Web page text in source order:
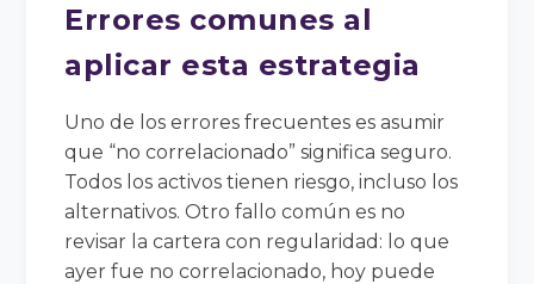
Errores comunes al
aplicar esta estrategia
Uno de los errores frecuentes es asumir
que “no correlacionado” significa seguro.
Todos los activos tienen riesgo, incluso los
alternativos. Otro fallo común es no
revisar la cartera con regularidad: lo que
ayer fue no correlacionado, hoy puede